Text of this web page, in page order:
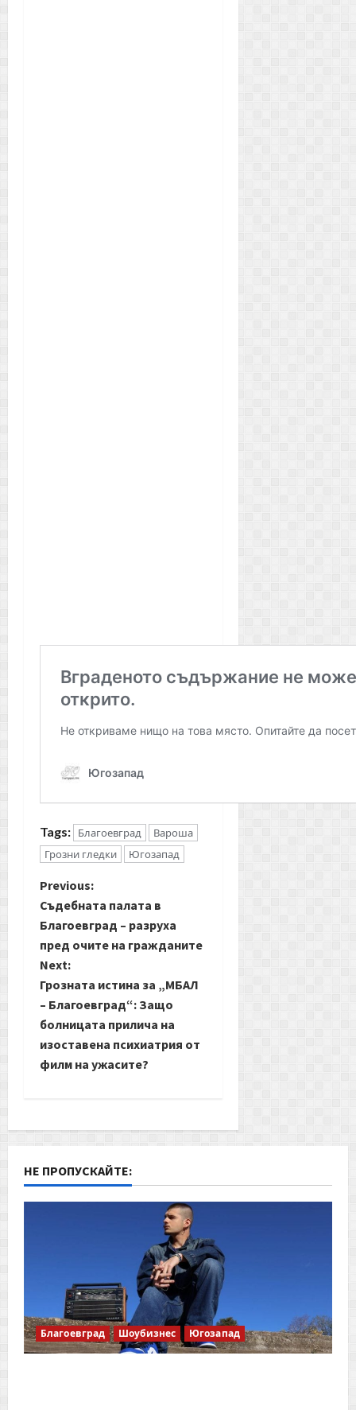
Tags: Благоевград
Вароша
Грозни гледки
Югозапад
P
o
s
t
n
a
i
a
n
Previous:
Съдебната палата в
Благоевград – разруха
пред очите на гражданите
Next:
Грозната истина за „МБАЛ
– Благоевград“: Защо
болницата прилича на
изоставена психиатрия от
филм на ужасите?
НЕ ПРОПУСКАЙТЕ:
Благоевград Шоубизнес Югозапад